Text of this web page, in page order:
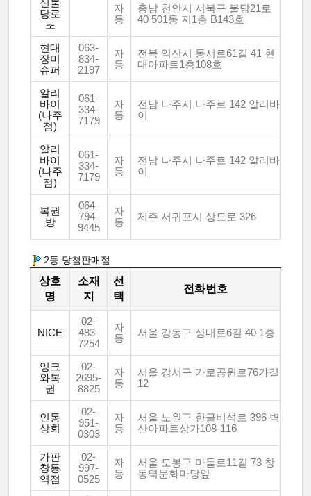
신불
당로
또
자
동
충남 천안시 서북구 불당21로
40 501동 지1층 B143호
현대
장미
슈퍼
063-
834-
2197
자
동
전북 익산시 동서로61길 41 현
대아파트1층108호
알리
바이
(나주
점)
061-
334-
7179
자
동
전남 나주시 나주로 142 알리바
이
알리
바이
(나주
점)
061-
334-
7179
자
동
전남 나주시 나주로 142 알리바
이
복권
방
064-
794-
9445
자
동
제주 서귀포시 상모로 326
2등 당첨판매점
상호
명
소재
지
선
택
전화번호
NICE
02-
483-
7254
자
동
서울 강동구 성내로6길 40 1층
잉크
와복
권
02-
2695-
8825
자
동
서울 강서구 가로공원로76가길
12
인동
상회
02-
951-
0303
자
동
서울 노원구 한글비석로 396 벽
산아파트상가108-116
가판
창동
역점
02-
997-
0525
자
동
서울 도봉구 마들로11길 73 창
동역문화마당앞